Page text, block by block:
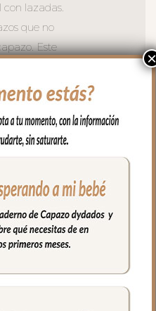
con lazadas.
que no
Este
del capazo
popelin
lazadas
700%
×